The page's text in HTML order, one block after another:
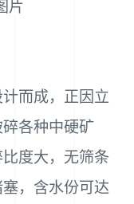
片
而成，正因立
各种中硬矿
度大，无筛条
，含水份可达